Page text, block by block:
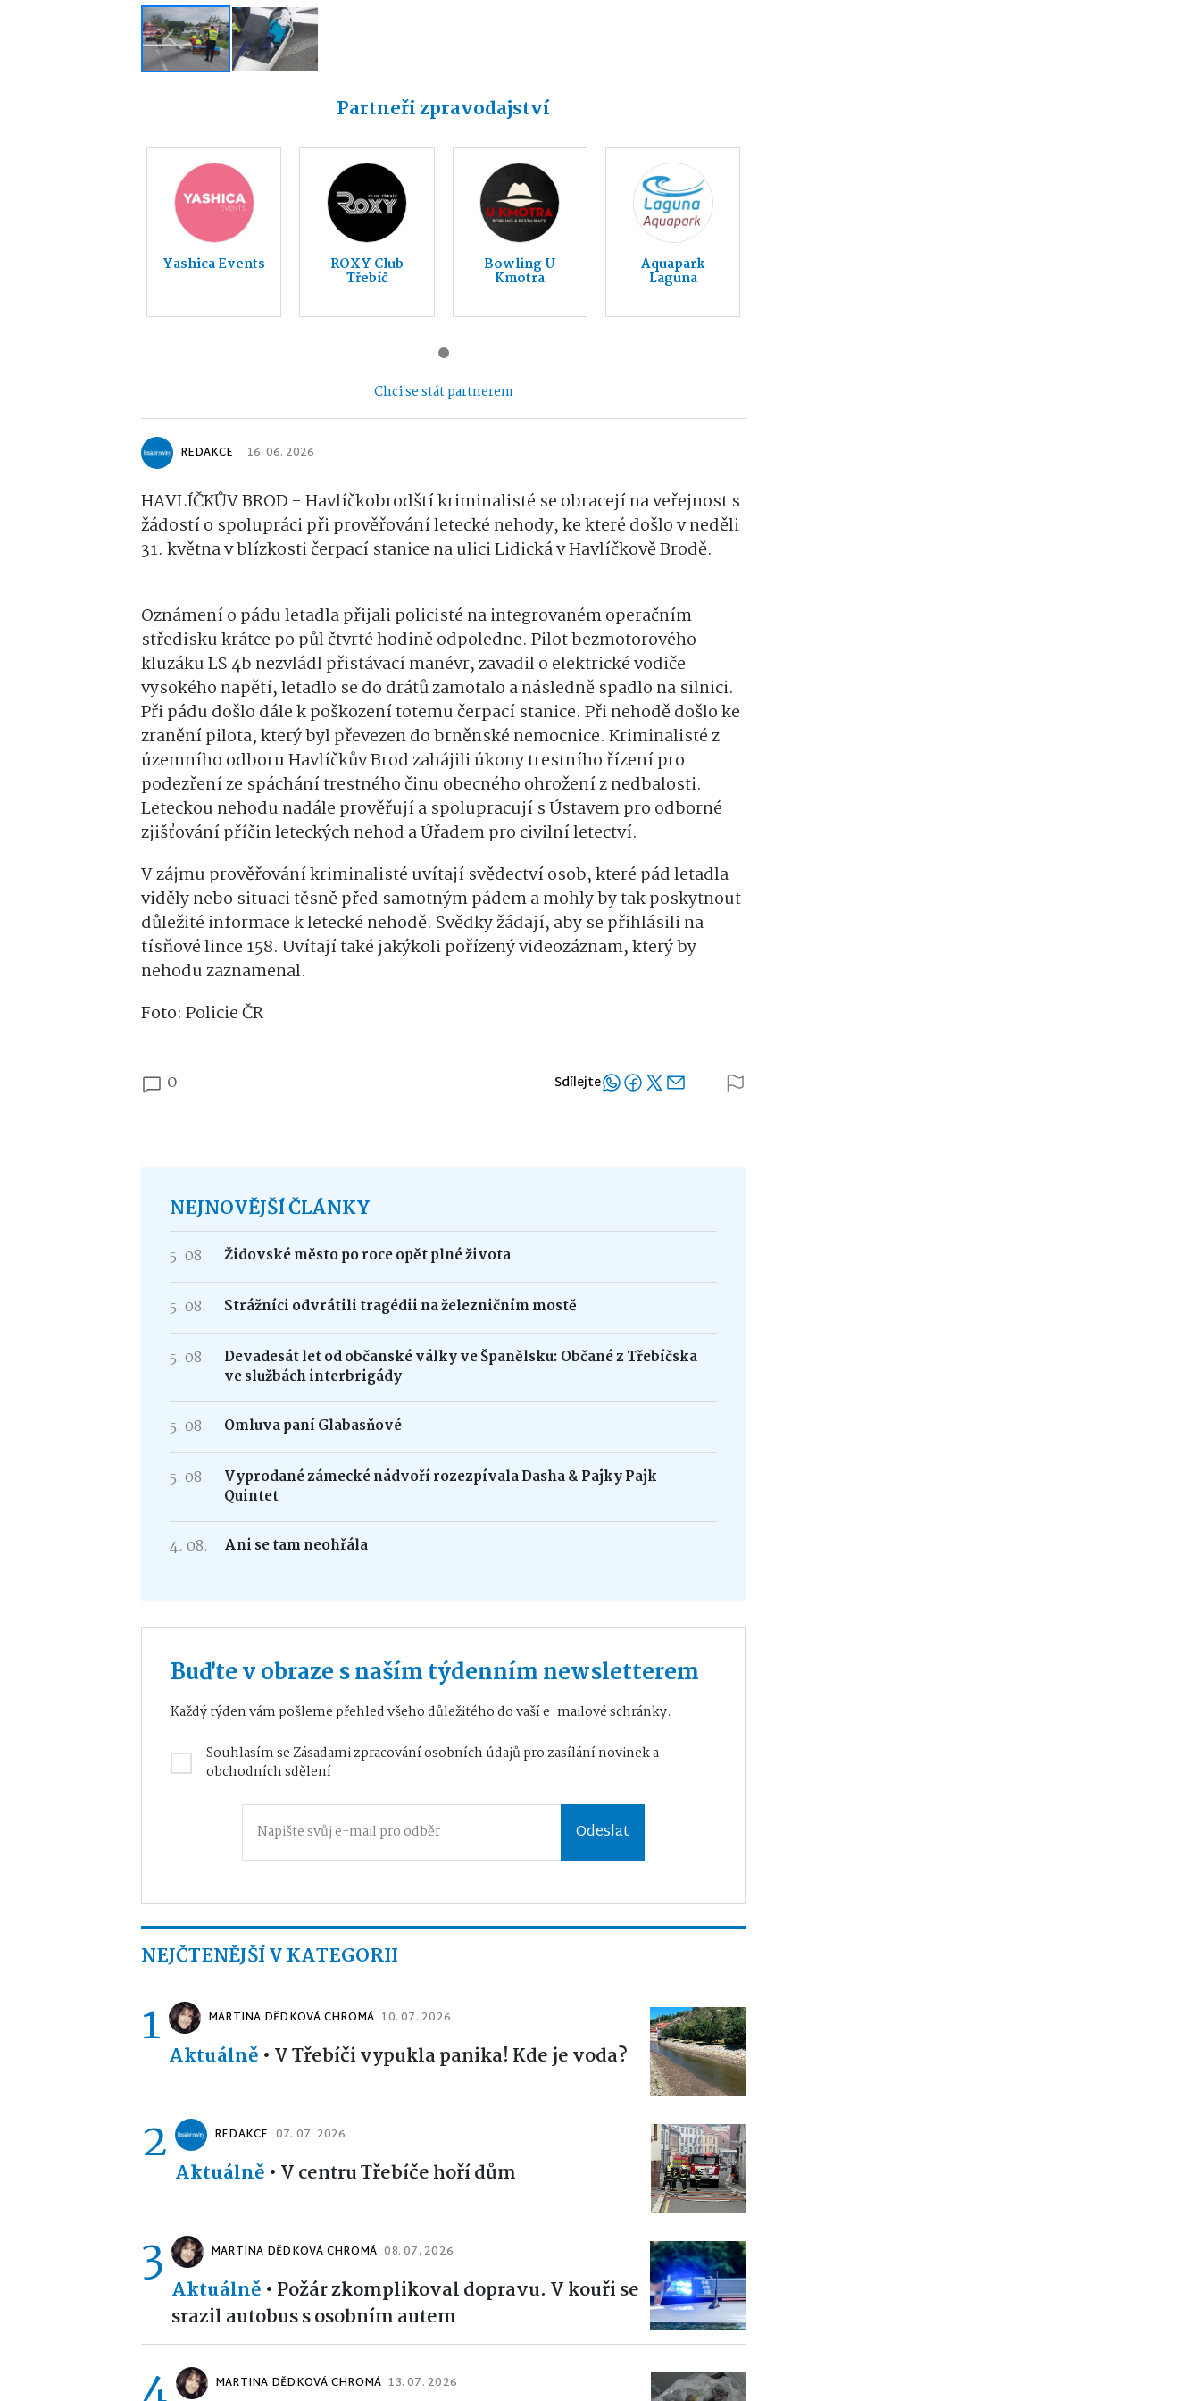
Partneři zpravodajství
Yashica Events ROXY Club
Třebíč
Bowling U
Kmotra
Aquapark
Laguna
Chci se stát partnerem
REDAKCE 16. 06. 2026
HAVLÍČKŮV BROD - Havlíčkobrodští kriminalisté se obracejí na veřejnost s
žádostí o spolupráci při prověřování letecké nehody, ke které došlo v neděli
31. května v blízkosti čerpací stanice na ulici Lidická v Havlíčkově Brodě.
Oznámení o pádu letadla přijali policisté na integrovaném operačním
středisku krátce po půl čtvrté hodině odpoledne. Pilot bezmotorového
kluzáku LS 4b nezvládl přistávací manévr, zavadil o elektrické vodiče
vysokého napětí, letadlo se do drátů zamotalo a následně spadlo na silnici.
Při pádu došlo dále k poškození totemu čerpací stanice. Při nehodě došlo ke
zranění pilota, který byl převezen do brněnské nemocnice. Kriminalisté z
územního odboru Havlíčkův Brod zahájili úkony trestního řízení pro
podezření ze spáchání trestného činu obecného ohrožení z nedbalosti.
Leteckou nehodu nadále prověřují a spolupracují s Ústavem pro odborné
zjišťování příčin leteckých nehod a Úřadem pro civilní letectví.
V zájmu prověřování kriminalisté uvítají svědectví osob, které pád letadla
viděly nebo situaci těsně před samotným pádem a mohly by tak poskytnout
důležité informace k letecké nehodě. Svědky žádají, aby se přihlásili na
tísňové lince 158. Uvítají také jakýkoli pořízený videozáznam, který by
nehodu zaznamenal.
Foto: Policie ČR
0 Sdílejte
NEJNOVĚJŠÍ ČLÁNKY
5. 08. Židovské město po roce opět plné života
5. 08. Strážníci odvrátili tragédii na železničním mostě
5. 08.
Devadesát let od občanské války ve Španělsku: Občané z Třebíčska
ve službách interbrigády
5. 08. Omluva paní Glabasňové
5. 08.
Vyprodané zámecké nádvoří rozezpívala Dasha & Pajky Pajk
Quintet
4. 08. Ani se tam neohřála
Buďte v obraze s naším týdenním newsletterem
Každý týden vám pošleme přehled všeho důležitého do vaší e-mailové schránky.
Souhlasím seZásadami zpracování osobních údajůpro zasílání novinek a
obchodních sdělení
Odeslat
NEJČTENĚJŠÍ V KATEGORII
1 MARTINA DĚDKOVÁ CHROMÁ 10. 07. 2026
Aktuálně • V Třebíči vypukla panika! Kde je voda?
2 REDAKCE 07. 07. 2026
Aktuálně • V centru Třebíče hoří dům
3 MARTINA DĚDKOVÁ CHROMÁ 08. 07. 2026
Aktuálně • Požár zkomplikoval dopravu. V kouři se
srazil autobus s osobním autem
MARTINA DĚDKOVÁ CHROMÁ 13. 07. 2026